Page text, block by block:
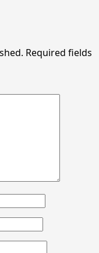
Required fields